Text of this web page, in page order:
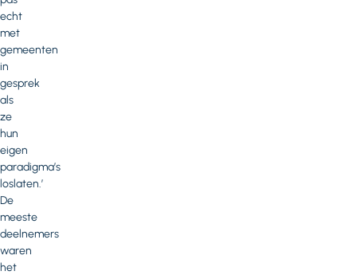
echt
met
gemeenten
in
gesprek
als
ze
hun
eigen
paradigma’s
loslaten.’
De
meeste
deelnemers
waren
het